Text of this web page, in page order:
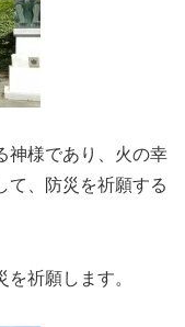
神様であり、火の幸
て、防災を祈願する
祈願します。